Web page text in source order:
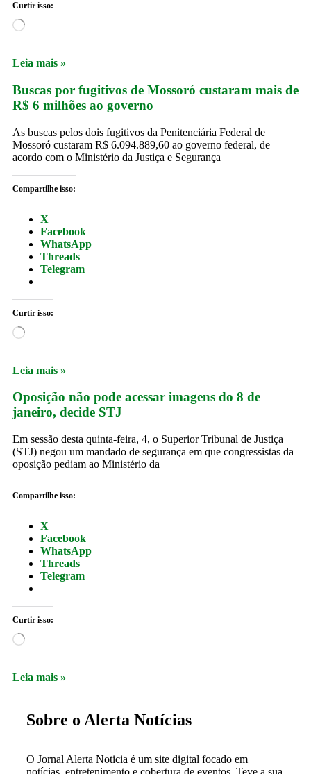
Curtir isso:
Leia mais »
Buscas por fugitivos de Mossoró custaram mais de
R$ 6 milhões ao governo
As buscas pelos dois fugitivos da Penitenciária Federal de
Mossoró custaram R$ 6.094.889,60 ao governo federal, de
acordo com o Ministério da Justiça e Segurança
Compartilhe isso:
X
Facebook
WhatsApp
Threads
Telegram
Curtir isso:
Leia mais »
Oposição não pode acessar imagens do 8 de
janeiro, decide STJ
Em sessão desta quinta-feira, 4, o Superior Tribunal de Justiça
(STJ) negou um mandado de segurança em que congressistas da
oposição pediam ao Ministério da
Compartilhe isso:
X
Facebook
WhatsApp
Threads
Telegram
Curtir isso:
Leia mais »
Sobre o Alerta Notícias
O Jornal Alerta Noticia é um site digital focado em
notícias, entretenimento e cobertura de eventos. Teve a sua